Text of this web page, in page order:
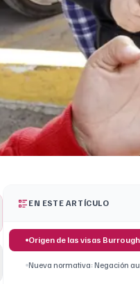
EN ESTE ARTÍCULO
Origen de las visas
Nueva normativa: Negación